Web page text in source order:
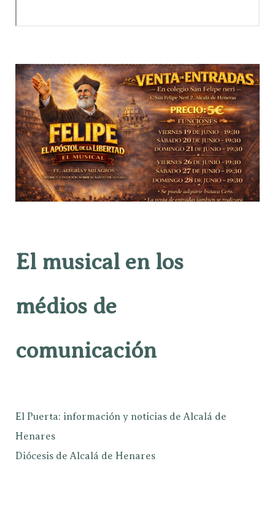
El musical en los
médios de
comunicación
El Puerta: información y noticias de Alcalá de
Henares
Diócesis de Alcalá de Henares